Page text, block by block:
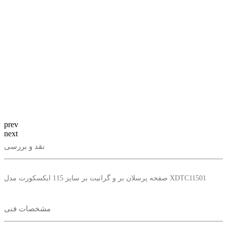
prev
next
نقد و بررسی
صفحه پرسلان بر و گرانیت بر سایز 115 ایکسکورت مدل XDTC11501
مشخصات فنی